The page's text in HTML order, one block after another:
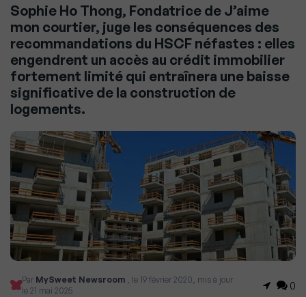
Sophie Ho Thong, Fondatrice de J’aime
mon courtier, juge les conséquences des
recommandations du HSCF néfastes : elles
engendrent un accès au crédit immobilier
fortement limité qui entraînera une baisse
significative de la construction de
logements.
Par MySweet Newsroom , le 19 février 2020, mis à jour
le 21 mai 2025
0